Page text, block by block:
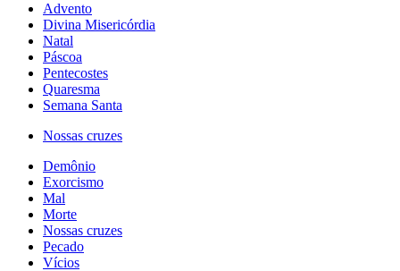
Advento
Divina Misericórdia
Natal
Páscoa
Pentecostes
Quaresma
Semana Santa
Nossas cruzes
Demônio
Exorcismo
Mal
Morte
Nossas cruzes
Pecado
Vícios